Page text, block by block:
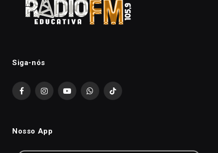
Siga-nós
FacebookInstagramYouTubeWhatsAppTikTok
Nosso App